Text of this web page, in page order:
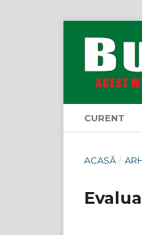
CURENT
ACASĂ /